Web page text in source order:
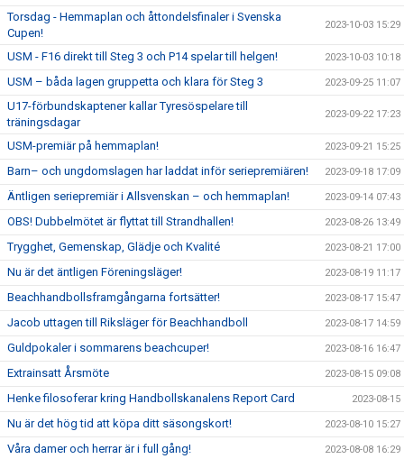
Torsdag - Hemmaplan och åttondelsfinaler i Svenska
Cupen!
2023-10-03 15:29
USM - F16 direkt till Steg 3 och P14 spelar till helgen! 2023-10-03 10:18
USM – båda lagen gruppetta och klara för Steg 3 2023-09-25 11:07
U17-förbundskaptener kallar Tyresöspelare till
träningsdagar
2023-09-22 17:23
USM-premiär på hemmaplan! 2023-09-21 15:25
Barn– och ungdomslagen har laddat inför seriepremiären! 2023-09-18 17:09
Äntligen seriepremiär i Allsvenskan – och hemmaplan! 2023-09-14 07:43
OBS! Dubbelmötet är flyttat till Strandhallen! 2023-08-26 13:49
Trygghet, Gemenskap, Glädje och Kvalité 2023-08-21 17:00
Nu är det äntligen Föreningsläger! 2023-08-19 11:17
Beachhandbollsframgångarna fortsätter! 2023-08-17 15:47
Jacob uttagen till Riksläger för Beachhandboll 2023-08-17 14:59
Guldpokaler i sommarens beachcuper! 2023-08-16 16:47
Extrainsatt Årsmöte 2023-08-15 09:08
Henke filosoferar kring Handbollskanalens Report Card 2023-08-15
Nu är det hög tid att köpa ditt säsongskort! 2023-08-10 15:27
Våra damer och herrar är i full gång! 2023-08-08 16:29